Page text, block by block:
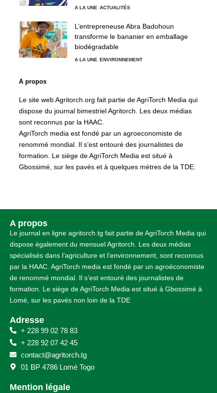
A LA UNE ACTUALITÉS
L’entrepreneuse Abra Badohoun
transforme le bananier en emballage
biodégradable
A LA UNE ENVIRONNEMENT
A propos
Le site web Agritorch.org fait partie de AgriTorch Media qui
dispose du journal bimestriel Agritorch. Les deux médias
sont reconnus par la HAAC.
AgriTorch media est fondé par un agroeconomiste de
renommé mondial. Il s’est entouré des journalistes de
formation. Le siège de AgriTorch Media est situé à
Gbossimé, sur les pavés et à quelques mètres de la TDE.
A propos
Le journal en ligne agritorch.tg fait partie de AgriTorch Media qui
dispose également du mensuel Agritorch. Les deux médias
spécialisés dans l’agriculture et l’environnement, sont reconnus
par la HAAC. AgriTorch media est fondé par un agroéconomiste
de renommé mondial. Il s’est entouré des journalistes de
formation. Le siège de AgriTorch Media est situé à Gbossimé à
Lomé, sur les pavés non loin de la TDE
Adresse
+ 228 99 02 78 83
+ 228 92 07 42 45
contact@agritorch.tg
01 BP 4786 Lomé Togo
Mention légale